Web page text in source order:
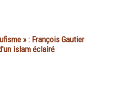
» : François Gautier
islam éclairé